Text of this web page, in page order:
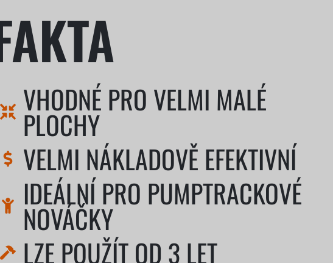
VHODNÉ PRO VELMI MALÉ
PLOCHY
VELMI NÁKLADOVĚ EFEKTIVNÍ
IDEÁLNÍ PRO PUMPTRACKOVÉ
NOVÁČKY
LZE POUŽÍT OD 3 LET